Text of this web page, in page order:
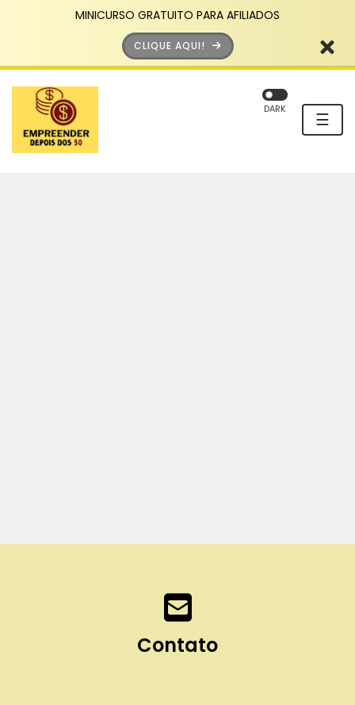
MINICURSO GRATUITO PARA AFILIADOS
CLIQUE AQUI!
☰
DARK
Contato